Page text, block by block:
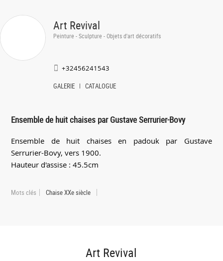
Art Revival
Peinture - Sculpture - Objets d'art décoratifs
+32456241543
GALERIE CATALOGUE
Ensemble de huit chaises par Gustave Serrurier-Bovy
Ensemble de huit chaises en padouk par Gustave
Serrurier-Bovy, vers 1900.
Hauteur d'assise : 45.5cm
Mots clés Chaise XXe siècle
Art Revival